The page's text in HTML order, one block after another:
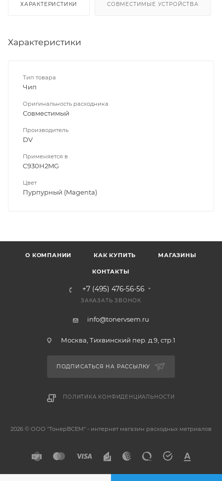
ХАРАКТЕРИСТИКИ СОВМЕСТИМЫЕ УСТРОЙСТВА
Характеристики
Тип товара
Чип
Оригинальность расходника
Совместимый
Производитель
DV
Применяется в
C930H2MG
Цвет
Пурпурный (Magenta)
О КОМПАНИИ КАК КУПИТЬ МАГАЗИНЫ
КОНТАКТЫ
+7 (495) 476-56-56
ЗАКАЗАТЬ ЗВОНОК
info@tonervsem.ru
Москва, Тихвинский пер. д.9, стр.1
ПОДПИСАТЬСЯ НА РАССЫЛКУ
ПОЛИТИКА КОНФИДЕНЦИАЛЬНОСТИ
2026 © ООО "ТонерВСЕМ" - интернет магазин расходных метриалов